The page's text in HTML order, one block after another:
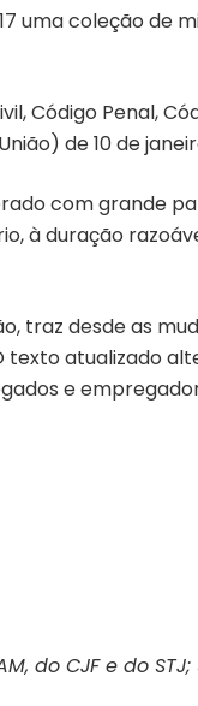
uma coleção de
Código Penal,
de 10 de
com grande
à duração
traz desde as
texto atualizado
e
do CJF e do